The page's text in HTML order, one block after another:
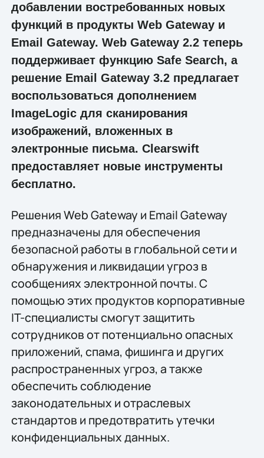
добавлении востребованных новых
функций в продукты Web Gateway и
Email Gateway. Web Gateway 2.2 теперь
поддерживает функцию Safe Search, а
решение Email Gateway 3.2 предлагает
воспользоваться дополнением
ImageLogic для сканирования
изображений, вложенных в
электронные письма. Clearswift
предоставляет новые инструменты
бесплатно.
Решения Web Gateway и Email Gateway
предназначены для обеспечения
безопасной работы в глобальной сети и
обнаружения и ликвидации угроз в
сообщениях электронной почты. С
помощью этих продуктов корпоративные
IT-специалисты смогут защитить
сотрудников от потенциально опасных
приложений, спама, фишинга и других
распространенных угроз, а также
обеспечить соблюдение
законодательных и отраслевых
стандартов и предотвратить утечки
конфиденциальных данных.